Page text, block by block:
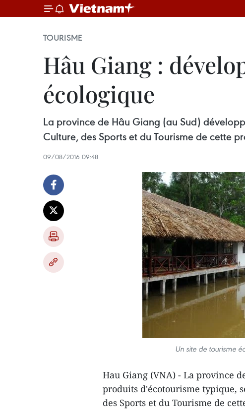
TOURISME
Hâu Giang :
écologique
La province de Hâu Giang (au Sud)
Culture, des Sports et du Tourisme de cette
09/08/2016 09:48
Un site de tourisme
Hau Giang (VNA) - La province
produits d​'écotourisme typique,
des Sports et du Tourisme de